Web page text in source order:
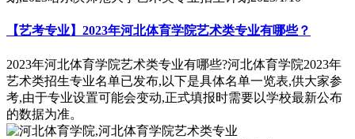
【艺考专业】2023年河北体育学院艺术类专业有哪些？
2023年河北体育学院艺术类专业有哪些?河北体育学院2023年
艺术类招生专业名单已发布,以下是具体名单一览表,供大家参
考,由于专业设置可能会变动,正式填报时需要以学校最新公布
的数据为准。